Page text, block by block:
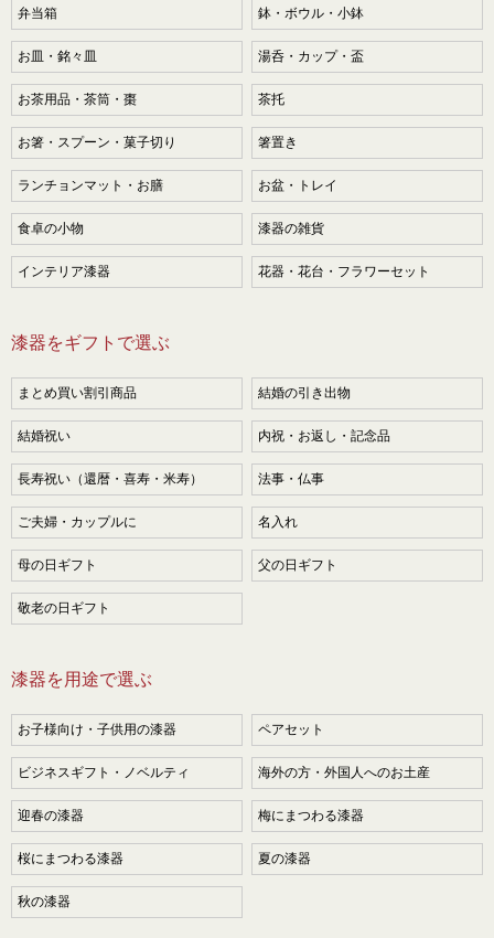
弁当箱 鉢・ボウル・小鉢
お皿・銘々皿 湯呑・カップ・盃
お茶用品・茶筒・棗 茶托
お箸・スプーン・菓子切り 箸置き
ランチョンマット・お膳 お盆・トレイ
食卓の小物 漆器の雑貨
インテリア漆器 花器・花台・フラワーセット
漆器をギフトで選ぶ
まとめ買い割引商品 結婚の引き出物
結婚祝い 内祝・お返し・記念品
長寿祝い（還暦・喜寿・米寿） 法事・仏事
ご夫婦・カップルに 名入れ
母の日ギフト 父の日ギフト
敬老の日ギフト
漆器を用途で選ぶ
お子様向け・子供用の漆器 ペアセット
ビジネスギフト・ノベルティ 海外の方・外国人へのお土産
迎春の漆器 梅にまつわる漆器
桜にまつわる漆器 夏の漆器
秋の漆器